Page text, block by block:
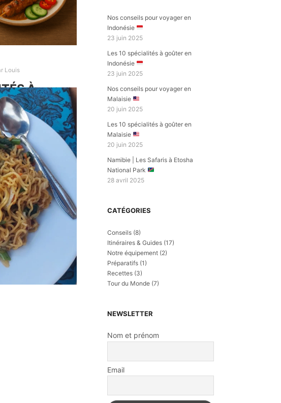
Louis
À
on a pu
ceux qu’il
nous !
Nos conseils pour voyager en
Indonésie
23 juin 2025
Les 10 spécialités à goûter en
Indonésie
23 juin 2025
Nos conseils pour voyager en
Malaisie
20 juin 2025
Les 10 spécialités à goûter en
Malaisie
20 juin 2025
Namibie | Les Safaris à Etosha
National Park
28 avril 2025
CATÉGORIES
Conseils (8)
Itinéraires & Guides (17)
Notre équipement (2)
Préparatifs (1)
Recettes (3)
Tour du Monde (7)
NEWSLETTER
Nom et prénom
Email